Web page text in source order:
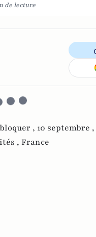
de lecture
, 10 septembre ,
, France